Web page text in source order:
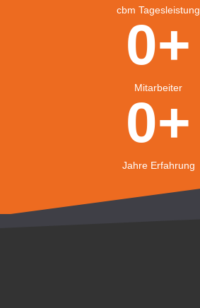
cbm Tagesleistung
0+
Mitarbeiter
0+
Jahre Erfahrung